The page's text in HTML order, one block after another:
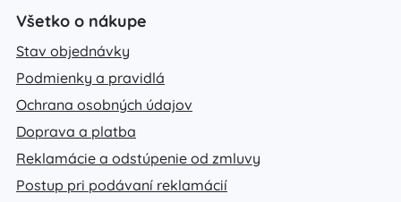
Všetko o nákupe
Stav objednávky
Podmienky a pravidlá
Ochrana osobných údajov
Doprava a platba
Reklamácie a odstúpenie od zmluvy
Postup pri podávaní reklamácií